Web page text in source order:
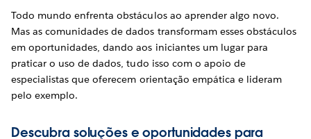
Todo mundo enfrenta obstáculos ao aprender algo novo.
Mas as comunidades de dados transformam esses obstáculos
em oportunidades, dando aos iniciantes um lugar para
praticar o uso de dados, tudo isso com o apoio de
especialistas que oferecem orientação empática e lideram
pelo exemplo.
Descubra soluções e oportunidades para